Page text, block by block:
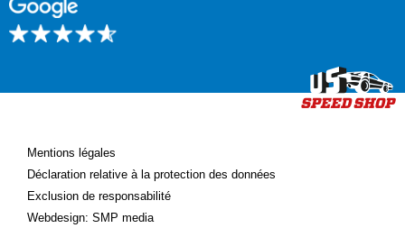
Mentions légales
Déclaration relative à la protection des données
Exclusion de responsabilité
Webdesign: SMP media